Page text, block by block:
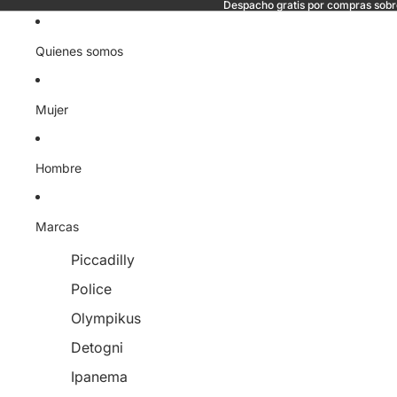
Despacho gratis por compras
Quienes somos
Mujer
Hombre
Marcas
Piccadilly
Police
Olympikus
Detogni
Ipanema